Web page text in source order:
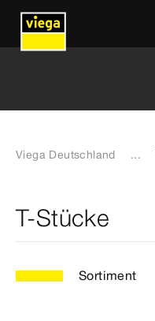
Viega Deutschland ...
T-Stücke
Sortiment